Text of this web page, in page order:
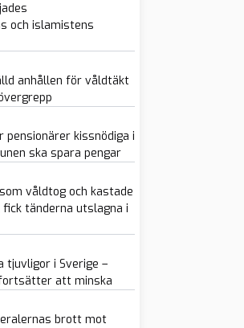
och islamistens
anhållen för våldtäkt
pensionärer kissnödiga i
ska spara pengar
våldtog och kastade
tänderna utslagna i
tjuvligor i Sverige –
att minska
brott mot